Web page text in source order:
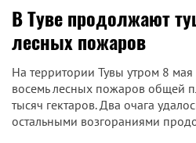
В Туве продолжают
лесных пожаров
На территории Тувы утром 8
восемь лесных пожаров общей
тысяч гектаров. Два очага
остальными возгораниями